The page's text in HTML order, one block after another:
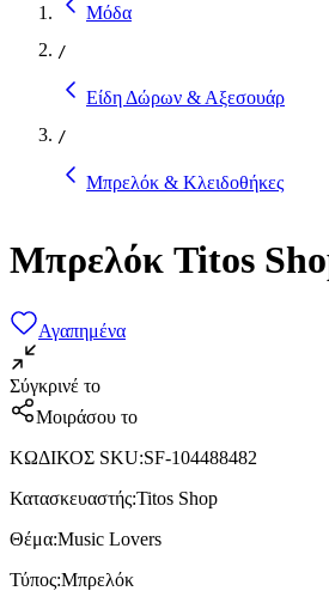
Μόδα
/
Είδη Δώρων & Αξεσουάρ
/
Μπρελόκ & Κλειδοθήκες
Μπρελόκ Titos
Αγαπημένα
Σύγκρινέ το
Μοιράσου το
ΚΩΔΙΚΟΣ SKU:SF-104488482
Κατασκευαστής:Titos Shop
Θέμα:Music Lovers
Τύπος:Μπρελόκ